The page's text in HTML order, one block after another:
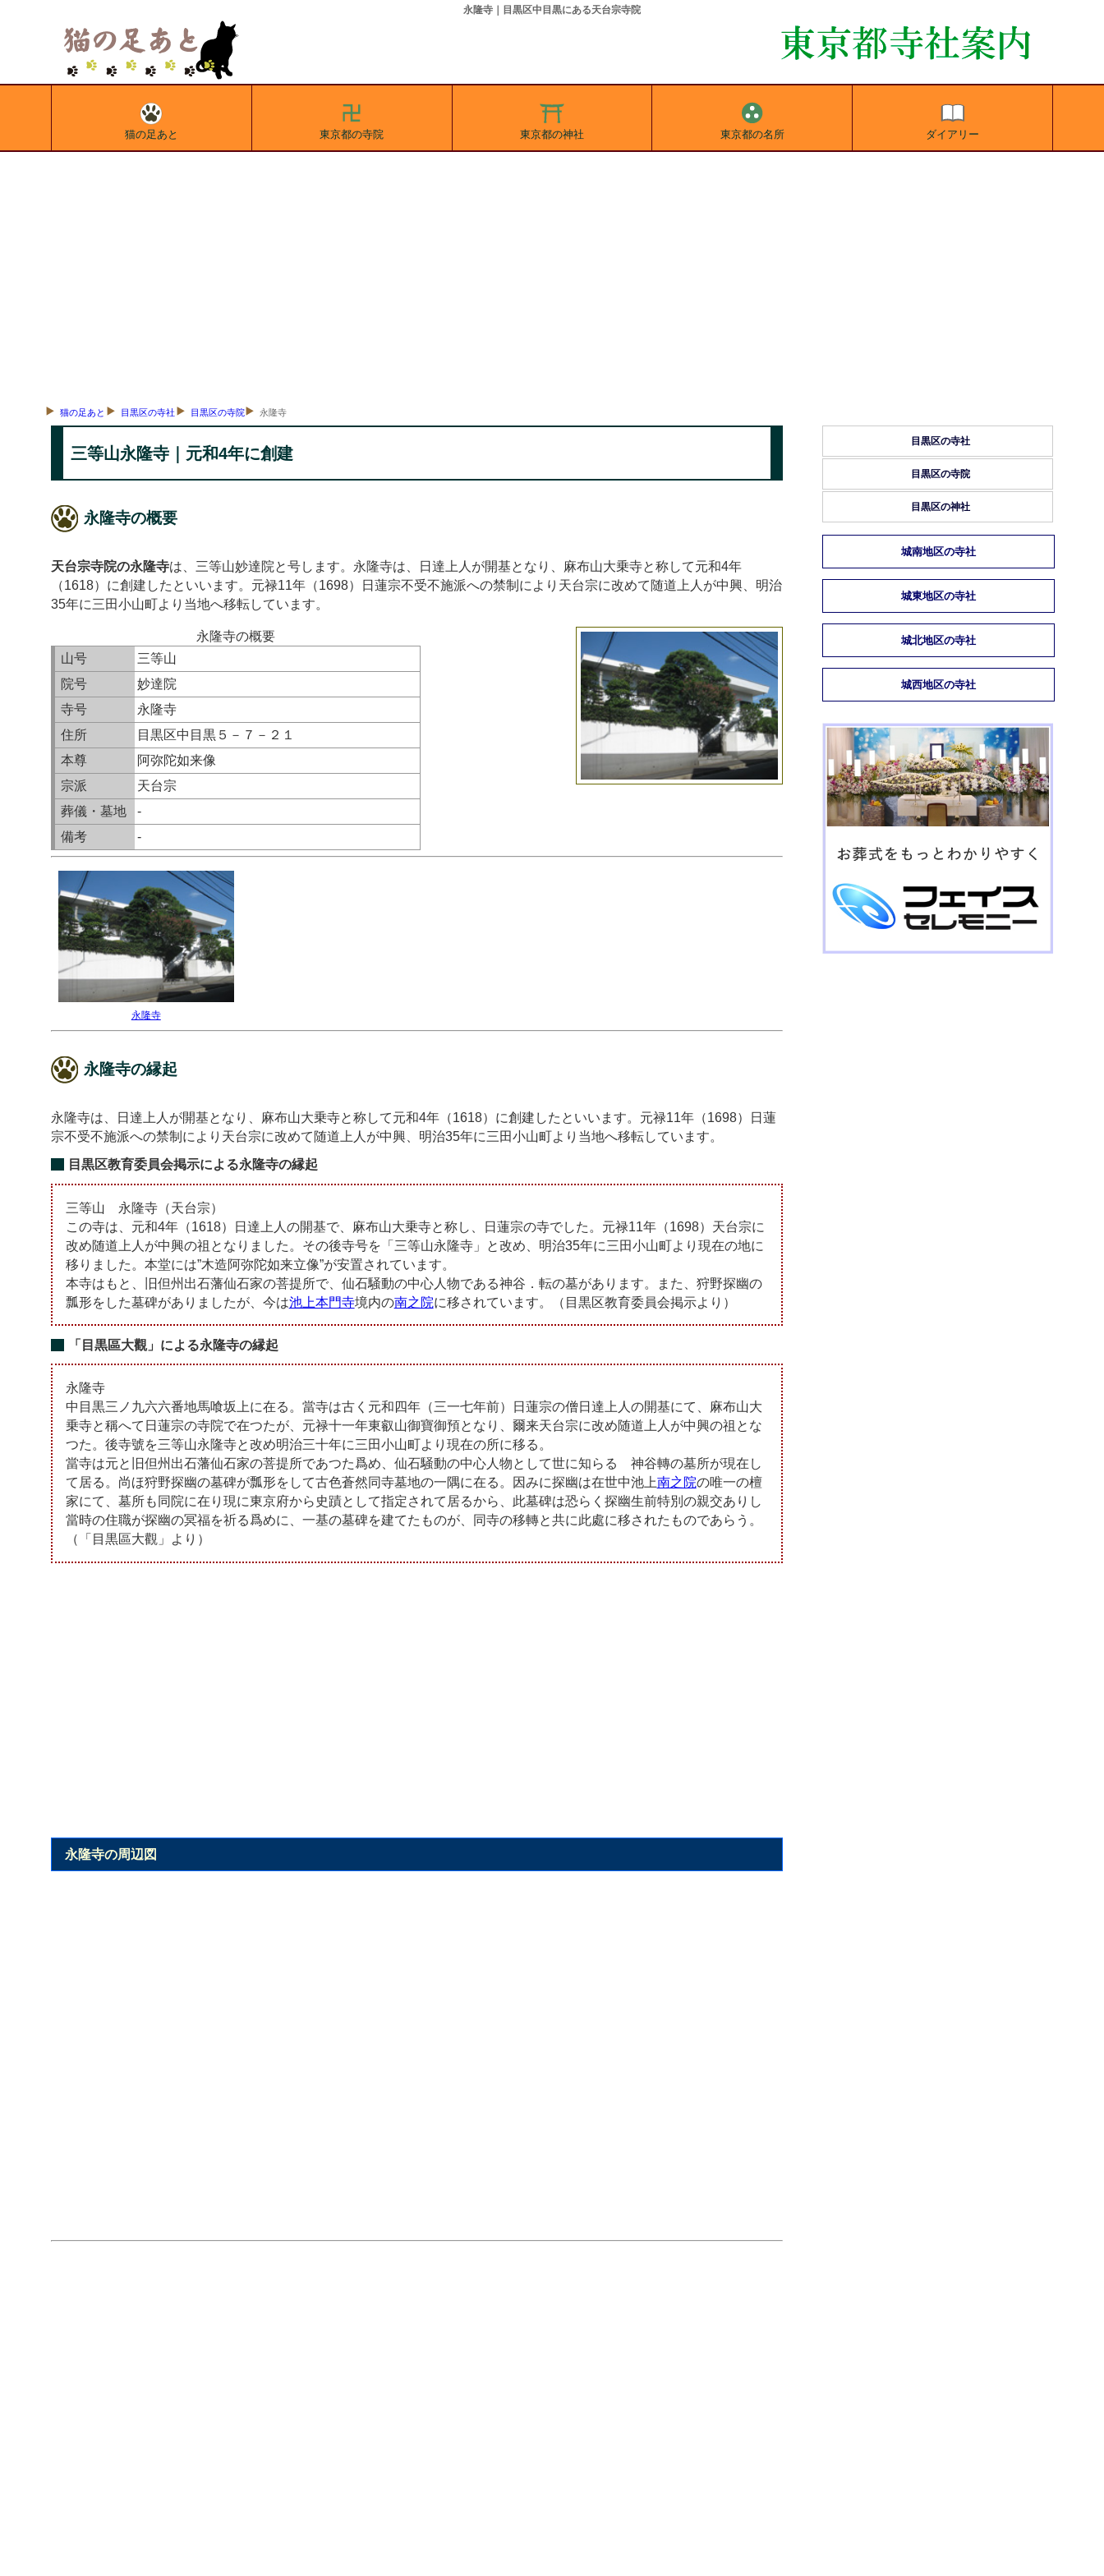
永隆寺｜目黒区中目黒にある天台宗寺院
猫の足あと 東京都の寺院 東京都の神社 東京都の名所 ダイアリー
猫の足あと 目黒区の寺社 目黒区の寺院 永隆寺
三等山永隆寺｜元和4年に創建
永隆寺の概要
天台宗寺院の永隆寺は、三等山妙達院と号します。永隆寺は、日達上人が開基となり、麻布山大乗寺と称して元和4年
（1618）に創建したといいます。元禄11年（1698）日蓮宗不受不施派への禁制により天台宗に改めて随道上人が中興、明治
35年に三田小山町より当地へ移転しています。
永隆寺の概要
山号
三等山
院号
妙達院
寺号
永隆寺
住所
目黒区中目黒５－７－２１
本尊
阿弥陀如来像
宗派
天台宗
葬儀・墓地
-
備考
-
永隆寺
永隆寺の縁起
永隆寺は、日達上人が開基となり、麻布山大乗寺と称して元和4年（1618）に創建したといいます。元禄11年（1698）日蓮
宗不受不施派への禁制により天台宗に改めて随道上人が中興、明治35年に三田小山町より当地へ移転しています。
目黒区教育委員会掲示による永隆寺の縁起
三等山 永隆寺（天台宗）
この寺は、元和4年（1618）日達上人の開基で、麻布山大乗寺と称し、日蓮宗の寺でした。元禄11年（1698）天台宗に
改め随道上人が中興の祖となりました。その後寺号を「三等山永隆寺」と改め、明治35年に三田小山町より現在の地に
移りました。本堂には”木造阿弥陀如来立像”が安置されています。
本寺はもと、旧但州出石藩仙石家の菩提所で、仙石騒動の中心人物である神谷．転の墓があります。また、狩野探幽の
瓢形をした墓碑がありましたが、今は池上本門寺境内の南之院に移されています。（目黒区教育委員会掲示より）
「目黒區大觀」による永隆寺の縁起
永隆寺
中目黒三ノ九六六番地馬喰坂上に在る。當寺は古く元和四年（三一七年前）日蓮宗の僧日達上人の開基にて、麻布山大
乗寺と稱へて日蓮宗の寺院で在つたが、元禄十一年東叡山御寶御預となり、爾来天台宗に改め随道上人が中興の祖とな
つた。後寺號を三等山永隆寺と改め明治三十年に三田小山町より現在の所に移る。
當寺は元と旧但州出石藩仙石家の菩提所であつた爲め、仙石騒動の中心人物として世に知らるゝ神谷轉の墓所が現在し
て居る。尚ほ狩野探幽の墓碑が瓢形をして古色蒼然同寺墓地の一隅に在る。因みに探幽は在世中池上南之院の唯一の檀
家にて、墓所も同院に在り現に東京府から史蹟として指定されて居るから、此墓碑は恐らく探幽生前特別の親交ありし
當時の住職が探幽の冥福を祈る爲めに、一基の墓碑を建てたものが、同寺の移轉と共に此處に移されたものであらう。
（「目黒區大觀」より）
永隆寺の周辺図
目黒区の寺社
目黒区の寺院
目黒区の神社
城南地区の寺社
城東地区の寺社
城北地区の寺社
城西地区の寺社